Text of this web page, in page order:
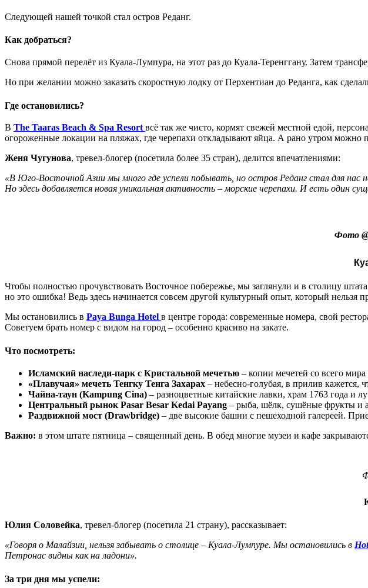
Следующей нашей точкой стал остров Реданг.
Как добраться?
Снова прямой перелёт из Куала‑Лумпура, на этот раз до Куала‑Теренггану. Затем
Но при желании можно заказать скоростную лодку от Перхентиан до Реданга, как
Где остановились?
В The Taaras Beach & Spa Resort всё так же чисто, кормят свежей местной едой,
огороженные локации на пляжах, где черепахи откладывают яйца. А рано утром можно
Женя Чугунова, тревел‑блогер (посетила более 35 стран), делится впечатлениями:
«В Юго‑Восточной Азии мы много где успели побывать, но остров Реданг стал для
Но здесь добавляется новая уникальная активность – морские черепахи. И есть один
Фото
Чтобы полностью прочувствовать Восточное побережье, мы заглянули и в столицу
но это ошибка! Ведь здесь начинается совсем другой культурный опыт, который нельзя
Мы остановились в Paya Bunga Hotel в центре города: современные номера, свой
Советуем брать номер с видом на город – особенно красиво на закате.
Что посмотреть:
Исламский наследи‑парк с Кристальной мечетью – копии мечетей со всего
«Плавучая» мечеть Тенгку Тенга Захарах – небесно‑голубая, в прилив кажется,
Чайна‑таун (Kampung Cina) – разноцветные китайские лавки, храм 1763 года и
Центральный рынок Pasar Besar Kedai Payang – рыба, шёлк, сушёные фрукты и
Раздвижной мост (Drawbridge) – две высокие башни с пешеходной галереей.
Важно: в этом штате пятница – священный день. В обед многие музеи и кафе
Юлия Соловейка, тревел‑блогер (посетила 21 страну), рассказывает:
«Говоря о Малайзии, нельзя забывать о столице – Куала‑Лумпуре. Мы остановились в
Петронас видны как на ладони».
За три дня мы успели: